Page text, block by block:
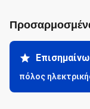
Επισημαίνω
πόλος